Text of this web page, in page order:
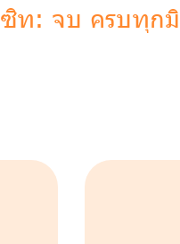
ซิท: จบ ครบทุกมิ